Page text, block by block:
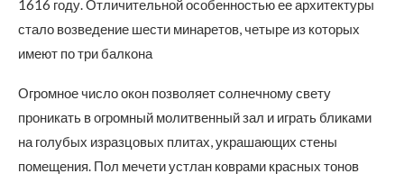
1616 году. Отличительной особенностью ее архитектуры
стало возведение шести минаретов, четыре из которых
имеют по три балкона
Огромное число окон позволяет солнечному свету
проникать в огромный молитвенный зал и играть бликами
на голубых изразцовых плитах, украшающих стены
помещения. Пол мечети устлан коврами красных тонов